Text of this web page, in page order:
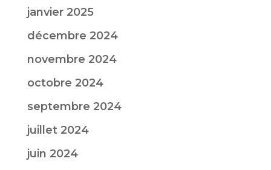
janvier 2025
décembre 2024
novembre 2024
octobre 2024
septembre 2024
juillet 2024
juin 2024